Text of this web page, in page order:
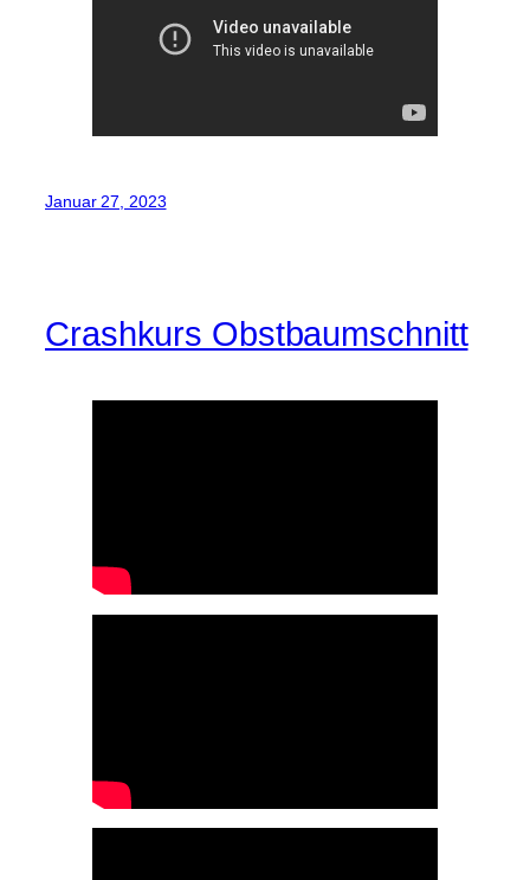
Januar 27, 2023
Crashkurs Obstbaumschnitt